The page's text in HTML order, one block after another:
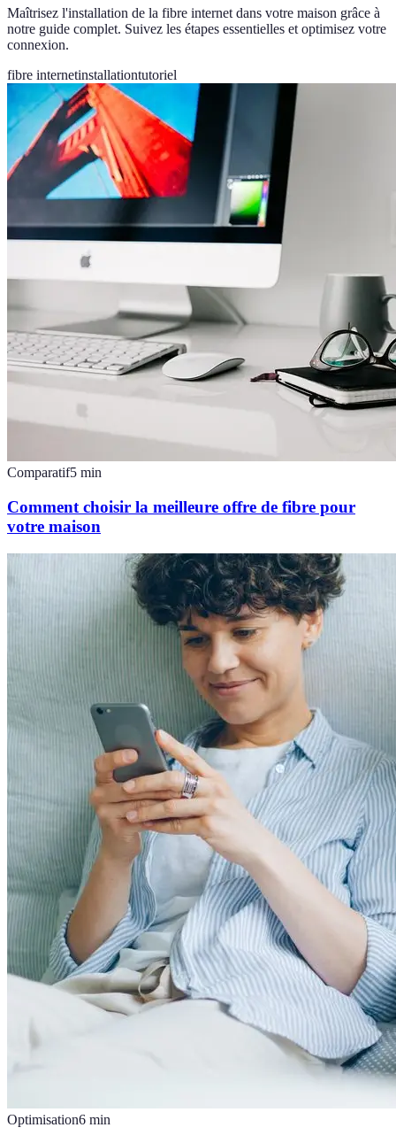
Maîtrisez l'installation de la fibre internet dans votre maison grâce à
notre guide complet. Suivez les étapes essentielles et optimisez votre
connexion.
fibre internetinstallationtutoriel
Comparatif5 min
Comment choisir la meilleure offre de fibre pour
votre maison
Optimisation6 min